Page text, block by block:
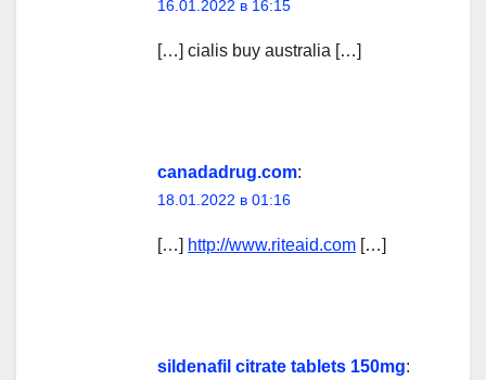
16.01.2022 в 16:15
[…] cialis buy australia […]
canadadrug.com:
18.01.2022 в 01:16
[…] http://www.riteaid.com […]
sildenafil citrate tablets 150mg: